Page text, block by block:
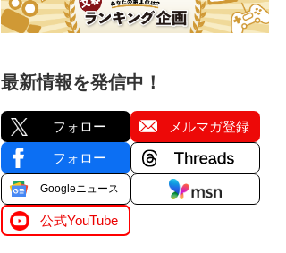
最新情報を発信中！
フォロー メルマガ登録
フォロー
Googleニュース
公式YouTube